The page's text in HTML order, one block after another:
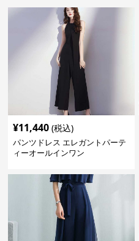
¥11,440 (税込)
パンツドレス エレガントパーテ
ィーオールインワン